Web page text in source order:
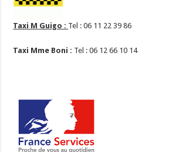
Taxi M Guigo : Tel : 06 11 22 39 86
Taxi Mme Boni : Tel : 06 12 66 10 14